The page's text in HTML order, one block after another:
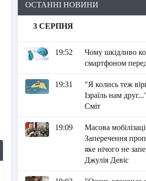
ОСТАННІ НОВИНИ
3 СЕРПНЯ
19:52
Чому шкідливо
смартфоном
19:31
"Я колись теж
Ізраїль нам
Сміт
19:09
Масова
Заперечення
яке нічого не
Джулія Девіс